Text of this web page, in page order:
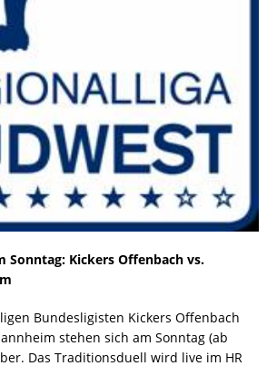
Sonntag: Kickers Offenbach vs.
Bundesligisten Kickers Offenbach
stehen sich am Sonntag (ab
Das Traditionsduell wird live im HR